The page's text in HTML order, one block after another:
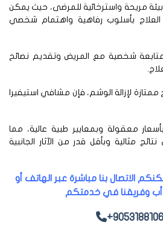
مريحة واسترخائية للمرضى، حيث يمكن
بأسلوب رفاهية واهتمام شخصي
شخصية مع المريض وتقديم نصائح
لإزالة الوشم، فإن مشافي استيفيرا
معقولة وبمعايير طبية عالية، مما
وبأقل قدر من الآثار الجانبية
الاتصال بنا مباشرة عبر الهاتف أو
وفريقنا في خدمتكم